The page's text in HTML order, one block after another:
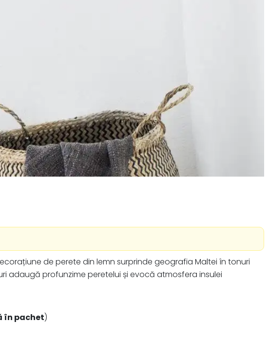
de perete din lemn surprinde geografia Maltei în tonuri
adaugă profunzime peretelui și evocă atmosfera insulei
în pachet)